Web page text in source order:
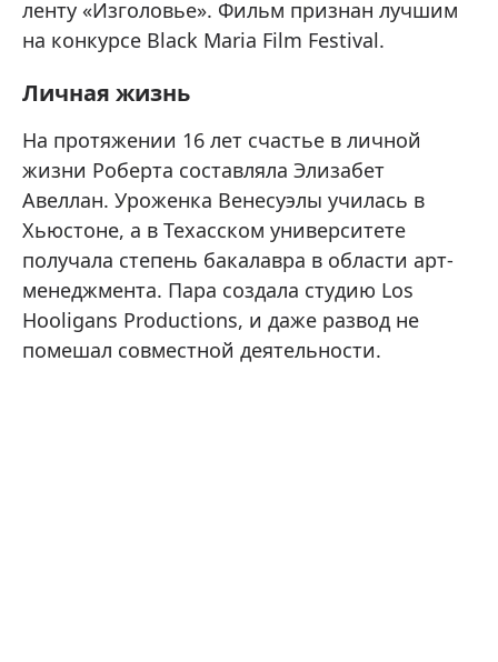
ленту «Изголовье». Фильм признан лучшим
на конкурсе Black Maria Film Festival.
Личная жизнь
На протяжении 16 лет счастье в личной
жизни Роберта составляла Элизабет
Авеллан. Уроженка Венесуэлы училась в
Хьюстоне, а в Техасском университете
получала степень бакалавра в области арт-
менеджмента. Пара создала студию Los
Hooligans Productions, и даже развод не
помешал совместной деятельности.